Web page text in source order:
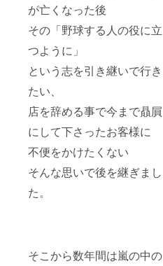
が亡くなった後
その「野球する人の役に立
つように」
という志を引き継いで行き
たい、
店を辞める事で今まで贔屓
にして下さったお客様に
不便をかけたくない
そんな思いで後を継ぎまし
た。
そこから数年間は嵐の中の